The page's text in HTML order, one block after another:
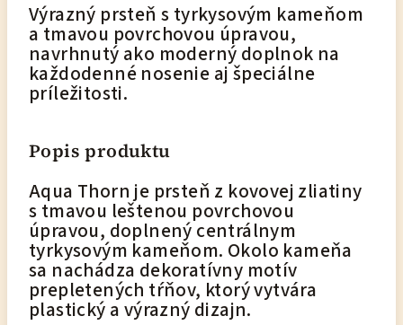
Výrazný prsteň s tyrkysovým kameňom
a tmavou povrchovou úpravou,
navrhnutý ako moderný doplnok na
každodenné nosenie aj špeciálne
príležitosti.
Popis produktu
Aqua Thorn je prsteň z kovovej zliatiny
s tmavou leštenou povrchovou
úpravou, doplnený centrálnym
tyrkysovým kameňom. Okolo kameňa
sa nachádza dekoratívny motív
prepletených tŕňov, ktorý vytvára
plastický a výrazný dizajn.